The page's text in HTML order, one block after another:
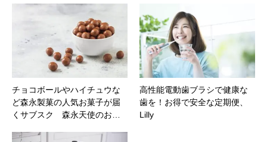
チョコボールやハイチュウな
ど森永製菓の人気お菓子が届
くサブスク 森永天使のお…
高性能電動歯ブラシで健康な
歯を！お得で安全な定期便、
Lilly